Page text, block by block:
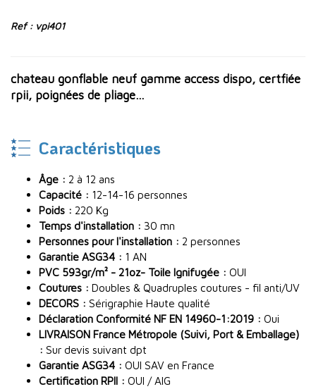
Ref : vpi401
chateau gonflable neuf gamme access dispo, certfiée
rpii, poignées de pliage...
Caractéristiques
Âge : 2 à 12 ans
Capacité : 12-14-16 personnes
Poids : 220 Kg
Temps d'installation : 30 mn
Personnes pour l'installation : 2 personnes
Garantie ASG34 : 1 AN
PVC 593gr/m² - 21oz- Toile Ignifugée : OUI
Coutures : Doubles & Quadruples coutures - fil anti/UV
DECORS : Sérigraphie Haute qualité
Déclaration Conformité NF EN 14960-1:2019 : Oui
LIVRAISON France Métropole (Suivi, Port & Emballage)
: Sur devis suivant dpt
Garantie ASG34 : OUI SAV en France
Certification RPII : OUI / AIG